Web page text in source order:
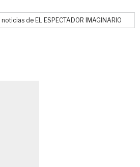
de EL ESPECTADOR IMAGINARIO